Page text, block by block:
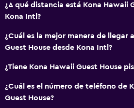
¿A qué distancia está Kona Hawaii
Kona Intl?
¿Cuál es la mejor manera de llegar
Guest House desde Kona Intl?
¿Tiene Kona Hawaii Guest House
¿Cuál es el número de teléfono de
Guest House?